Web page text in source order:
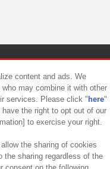
タマーハラスメント対応方針
content and ads. We
may combine it with other
services. Please click " here"
the right to opt out of our
to exercise your right.
the sharing of cookies
the sharing regardless of the